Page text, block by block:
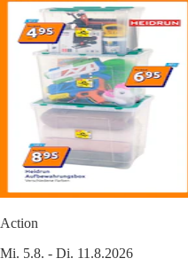
Action
Mi. 5.8. - Di. 11.8.2026